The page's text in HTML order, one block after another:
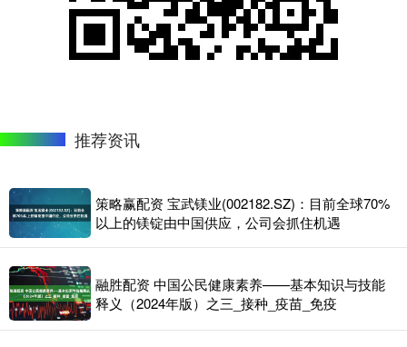
推荐资讯
策略赢配资 宝武镁业(002182.SZ)：目前全球70%
以上的镁锭由中国供应，公司会抓住机遇
融胜配资 中国公民健康素养——基本知识与技能
释义（2024年版）之三_接种_疫苗_免疫